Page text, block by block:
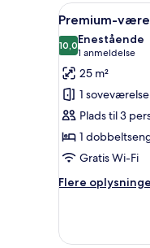
Indlæs
alle
billeder
af
Premium-
værelse
-
1
dobbeltseng
4
Premium-
10,010,0 ud af 10
Enestående
1 anmeldelse
(1
anmeldelse)
25 m²
1 soveværelse
Plads til 3
1
Gratis Wi-Fi
Flere
Flere
værelse